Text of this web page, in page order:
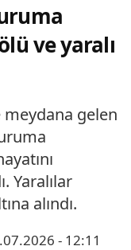
ve yaralı
meydana gelen
Yaralılar
alındı.
- 12:11